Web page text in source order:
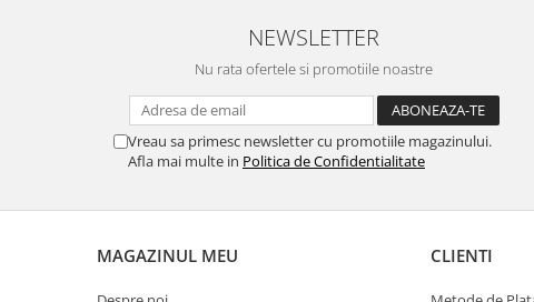
NEWSLETTER
Nu rata ofertele si promotiile noastre
Vreau sa primesc newsletter cu promotiile magazinului.
Afla mai multe in Politica de Confidentialitate
MAGAZINUL MEU CLIENTI